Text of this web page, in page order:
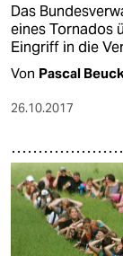
Das
eines Tornados
Eingriff in die
Von Pascal
26.10.2017